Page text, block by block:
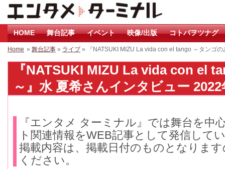
HOME 舞台記事 イベント 映像/出版 コトバヲツナグ
Home » 舞台記事 » ライブ » 『NATSUKI MIZU La vida con el tango ～タンゴ
『NATSUKI MIZU La vida con el
～』水 夏希さんインタビュー 2022
『エンタメ ターミナル』では舞台を中
ト関連情報をWEB記事として発信して
掲載内容は、掲載日付のものとなりま
ください。